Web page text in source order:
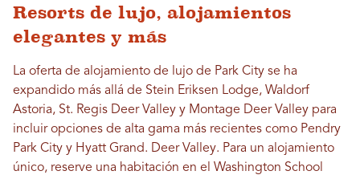
Resorts de lujo, alojamientos
elegantes y más
La oferta de alojamiento de lujo de Park City se ha
expandido más allá de Stein Eriksen Lodge, Waldorf
Astoria, St. Regis Deer Valley y Montage Deer Valley para
incluir opciones de alta gama más recientes como Pendry
Park City y Hyatt Grand. Deer Valley. Para un alojamiento
único, reserve una habitación en el Washington School